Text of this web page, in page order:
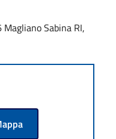
Sabina RI,